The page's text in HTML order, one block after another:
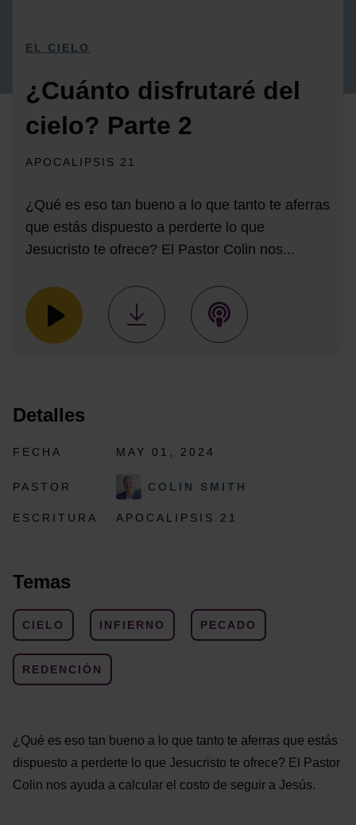
EL CIELO
¿Cuánto disfrutaré del
cielo? Parte 2
APOCALIPSIS 21
¿Qué es eso tan bueno a lo que tanto te aferras
que estás dispuesto a perderte lo que
Jesucristo te ofrece? El Pastor Colin nos...
Detalles
FECHA MAY 01, 2024
PASTOR COLIN SMITH
ESCRITURA APOCALIPSIS 21
Temas
CIELO INFIERNO PECADO
REDENCIÓN
¿Qué es eso tan bueno a lo que tanto te aferras que estás
dispuesto a perderte lo que Jesucristo te ofrece? El Pastor
Colin nos ayuda a calcular el costo de seguir a Jesús.